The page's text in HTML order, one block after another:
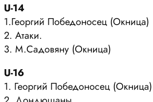
U-14
1.Георгий Победоносец (Окница)
2. Атаки.
3. М.Садовяну (Окница)
U-16
1. Георгий Победоносец (Окница)